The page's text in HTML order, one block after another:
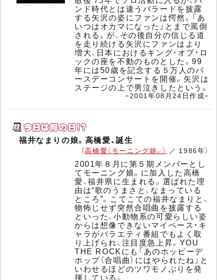
ンド時代とは違うバラードを披露
する矢沢の姿にファンは愕然。「あ
いつはオカマになった」とまで罵倒
される。が、その後自分の信じる道
を走り続ける矢沢にファンはより
増大、日本におけるキング・オブ・ロ
ックの座を不動のものとした。99
年には50歳を記念する５万人のバ
ースデーコンサートを開催。矢沢は
ステージの上で男泣きしたという。
−2001年08月24日作成−
福井なまりの娘。高橋愛、誕生
（高橋愛（モーニング娘。） ／ 1986年）
2001年８月に第５期メンバーとし
てモーニング娘。に加入した高橋
愛、福井県に生まれる。選ばれた理
由は“歌のうまさと、なまっている
ところ”。こてこての福井なまりと、
物怖じせず突然合唱曲を披露する
といった、小動物系の可愛らしい姿
からは想像できないマイペース・キ
ャラがバラエティ番組でもよく取
り上げられ、注目度急上昇。YOU
THE ROCKにも「あのホッピーデ
ホップ（合唱曲）にはやられたね」と
いわせるほどのツワモノぶりを発
揮している。